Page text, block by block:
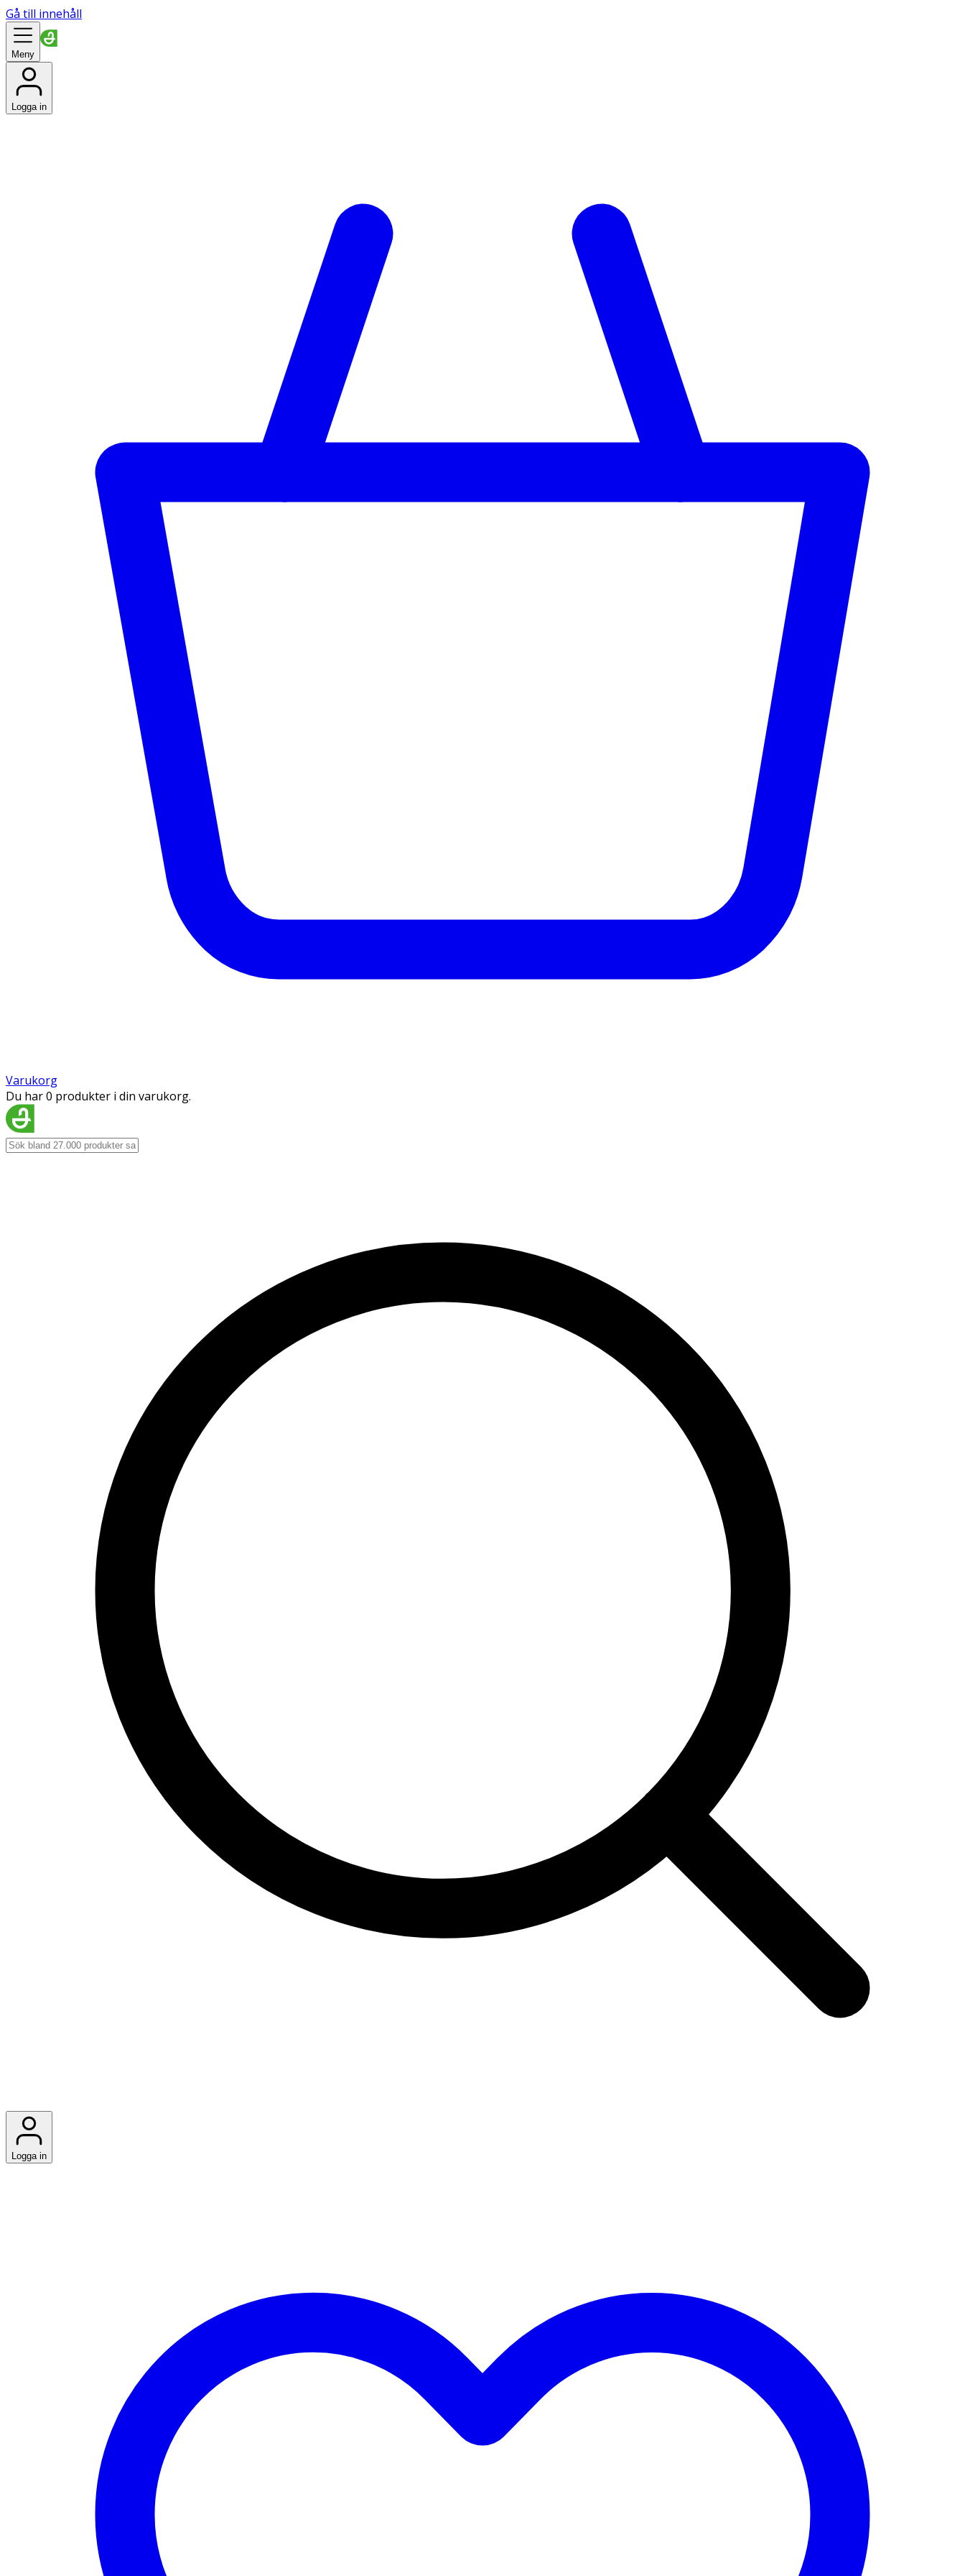
Gå till innehåll
Meny
Logga in
Varukorg
Du har 0 produkter i din varukorg.
Logga in